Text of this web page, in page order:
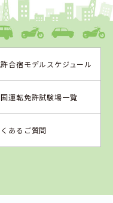
ル
予 約
合宿モデルスケジュール
運転免許試験場一覧
あるご質問